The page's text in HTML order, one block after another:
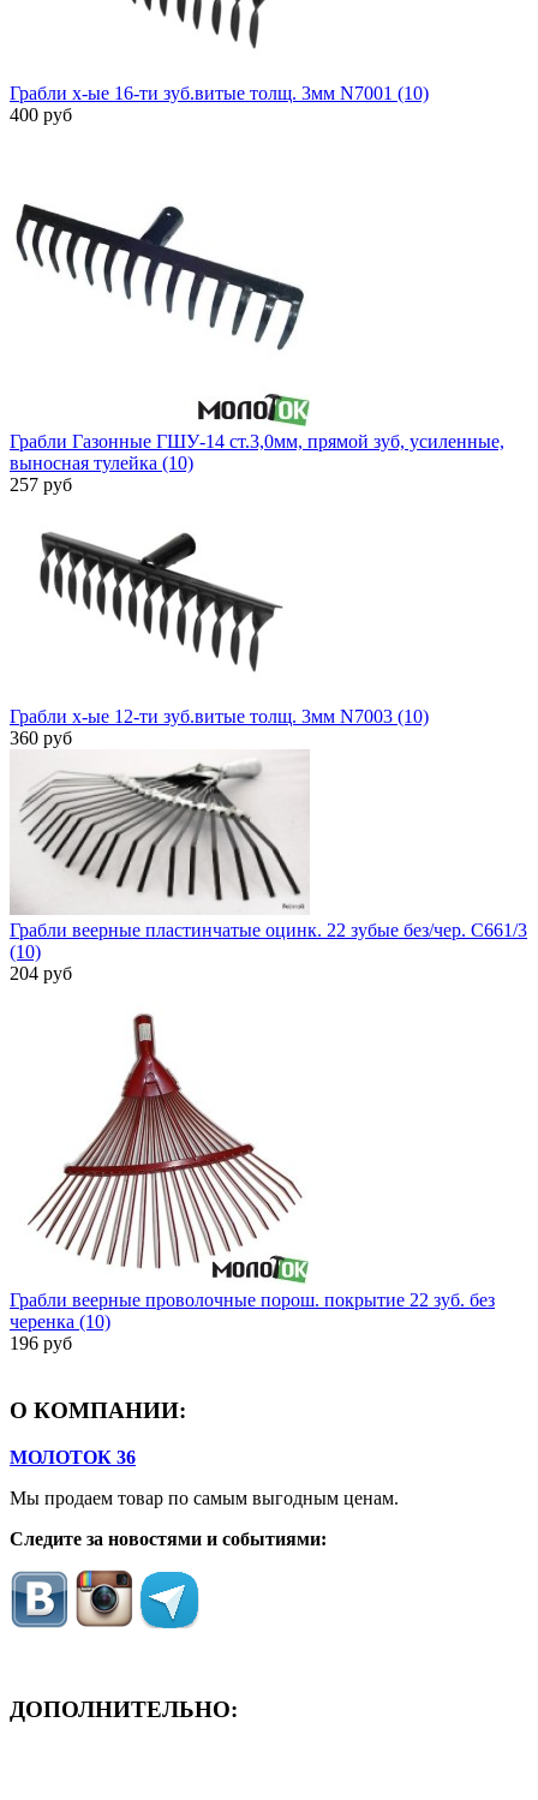
Грабли х-ые 16-ти зуб.витые толщ. 3мм N7001 (10)
400 руб
Грабли Газонные ГШУ-14 ст.3,0мм, прямой зуб, усиленные,
выносная тулейка (10)
257 руб
Грабли х-ые 12-ти зуб.витые толщ. 3мм N7003 (10)
360 руб
Грабли веерные пластинчатые оцинк. 22 зубые без/чер. С661/3
(10)
204 руб
Грабли веерные проволочные порош. покрытие 22 зуб. без
черенка (10)
196 руб
О КОМПАНИИ:
МОЛОТОК 36
Мы продаем товар по самым выгодным ценам.
Следите за новостями и событиями:
ДОПОЛНИТЕЛЬНО: